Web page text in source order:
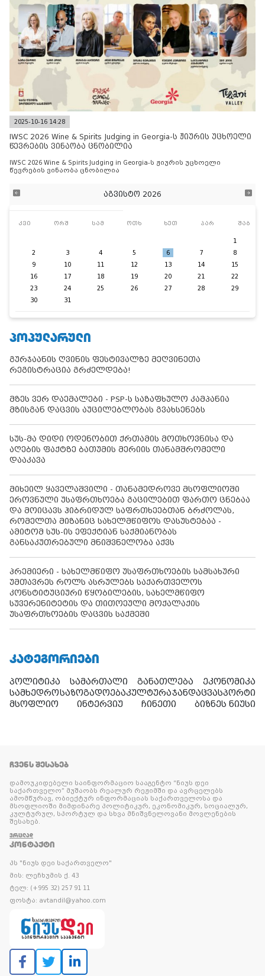
2025-10-16 14:28
IWSC 2026 Wine & Spirits Judging in Georgia-ს ჟიურის უცხოელი
წევრების ვინაობა ცნობილია
IWSC 2026 Wine & Spirits Judging in Georgia-ს ჟიურის უცხოელი
წევრების ვინაობა ცნობილია
აგვისტო 2026
კვი ორშ სამ ოთხ ხუთ პარ შაბ
1
2
3 4 5 6 7
8
9
10 11 12 13 14
15
16
17 18 19 20 21
22
23
24 25 26 27 28
29
30
31
ᲞᲝᲞᲣᲚᲐᲠᲣᲚᲘ
გურჯაანის ღვინის ფესტივალზე მეღვინეთა
რეგისტრაცია გრძელდება!
მზეს ვერ დაემალები - PSP-ს საზაფხულო კამპანია
მზისგან დაცვის აუცილებლობას გვახსენებს
სუს-მა დიდი ოდენობით ქრთამის მოთხოვნისა და
აღების ფაქტზე ბათუმის მერიის თანამშრომელი
დააკავა
მიხეილ ყაველაშვილი - თანამედროვე მსოფლიოში
ეროვნული უსაფრთხოება გაცილებით ფართო ცნებაა
და მოიცავს ჰიბრიდულ საფრთხეებთან ბრძოლას,
რომელთა მიზანიც სახელმწიფოს დასუსტებაა -
ამიტომ სუს-ის ეფექტიან საქმიანობას
განსაკუთრებული მნიშვნელობა აქვს
პრემიერი - სახელმწიფო უსაფრთხოების სამსახური
უმთავრეს როლს ასრულებს საქართველოს
კონსტიტუციური წყობილების, სახელმწიფო
სუვერენიტეტის და თითოეული მოქალაქის
უსაფრთხოების დაცვის საქმეში
ᲙᲐᲢᲔᲒᲝᲠᲘᲔᲑᲘ
პოლიტიკა სამართალი განათლება
ეკონომიკა
სამხედროსაზოგადოებაკულტურაჯანდაცვასპორტი
მსოფლიო
ინტერვიუ ჩინეთი ბიზნეს ნიუსი
ᲩᲕᲔᲜᲡ ᲨᲔᲡᲐᲮᲔᲑ
დამოუკიდებელი საინფორმაციო სააგენტო “ნიუს დეი
საქართველო” მუშაობს რეალურ რეჟიმში და ავრცელებს
ამომწურავ, ობიექტურ ინფორმაციას საქართველოსა და
მსოფლიოში მიმდინარე პოლიტიკურ, ეკონომიკურ, სოციალურ,
კულტურულ, სპორტულ და სხვა მნიშვნელოვანი მოვლენების
შესახებ.
ᲕᲠᲪᲚᲐᲓ
ᲙᲝᲜᲢᲐᲥᲢᲘ
პს "ნიუს დეი საქართველო"
მის: ლეჩხუმის ქ. 43
ტელ: (+995 32) 257 91 11
ფოსტა: avtandil@yahoo.com